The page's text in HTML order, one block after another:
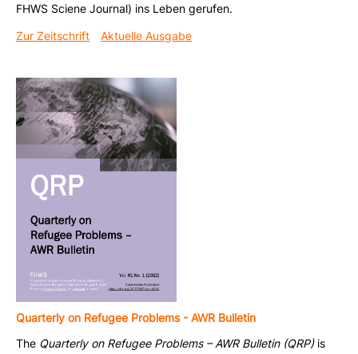
FHWS Sciene Journal) ins Leben gerufen.
Zur Zeitschrift
Aktuelle Ausgabe
Quarterly on Refugee Problems - AWR Bulletin
The Quarterly on Refugee Problems – AWR Bulletin (QRP)is